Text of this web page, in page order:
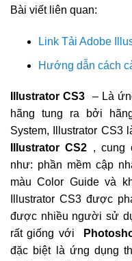
Bài viết liên quan:
Link Tải Adobe
Hướng dẫn cách
Illustrator CS3
– Là
hãng tung ra bởi
System, Illustrator CS3
Illustrator CS2 , cung
như: phần mềm cập
màu Color Guide và
Illustrator CS3 được
được nhiều người sử
rất giống với
đặc biệt là ứng dụng